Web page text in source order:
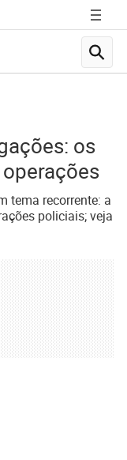
os
tema recorrente: a
policiais; veja